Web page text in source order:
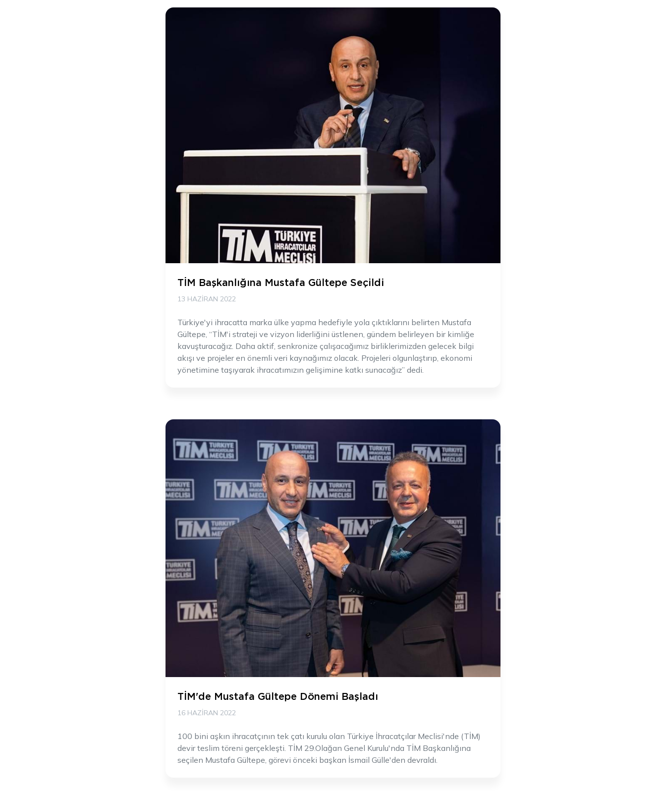
TİM Başkanlığına Mustafa Gültepe Seçildi
13 HAZIRAN 2022
Türkiye'yi ihracatta marka ülke yapma hedefiyle yola çıktıklarını belirten Mustafa
Gültepe, “TİM'i strateji ve vizyon liderliğini üstlenen, gündem belirleyen bir kimliğe
kavuşturacağız. Daha aktif, senkronize çalışacağımız birliklerimizden gelecek bilgi
akışı ve projeler en önemli veri kaynağımız olacak. Projeleri olgunlaştırıp, ekonomi
yönetimine taşıyarak ihracatımızın gelişimine katkı sunacağız” dedi.
TİM'de Mustafa Gültepe Dönemi Başladı
16 HAZIRAN 2022
100 bini aşkın ihracatçının tek çatı kurulu olan Türkiye İhracatçılar Meclisi'nde (TİM)
devir teslim töreni gerçekleşti. TİM 29.Olağan Genel Kurulu'nda TİM Başkanlığına
seçilen Mustafa Gültepe, görevi önceki başkan İsmail Gülle'den devraldı.